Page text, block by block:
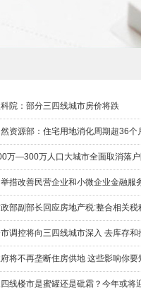
院：部分三四线城市房价将跌
资源部：住宅用地消化周期超36个
万—300万人口大城市全面取消落户
措改善民营企业和小微企业金融服
部副部长回应房地产税:整合相关税
调控将向三四线城市深入 去库存和
将不再垄断住房供地 这些影响你要
线楼市是蜜罐还是砒霜？今年或将